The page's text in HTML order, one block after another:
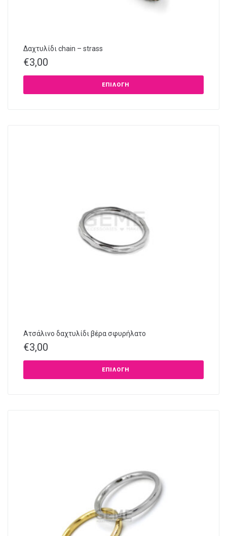
Δαχτυλίδι chain – strass
€3,00
ΕΠΙΛΟΓΉ
Ατσάλινο δαχτυλίδι βέρα σφυρήλατο
€3,00
ΕΠΙΛΟΓΉ